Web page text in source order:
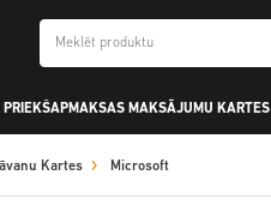
PRIEKŠAPMAKSAS MAKSĀJUMU KARTES
Kartes Microsoft